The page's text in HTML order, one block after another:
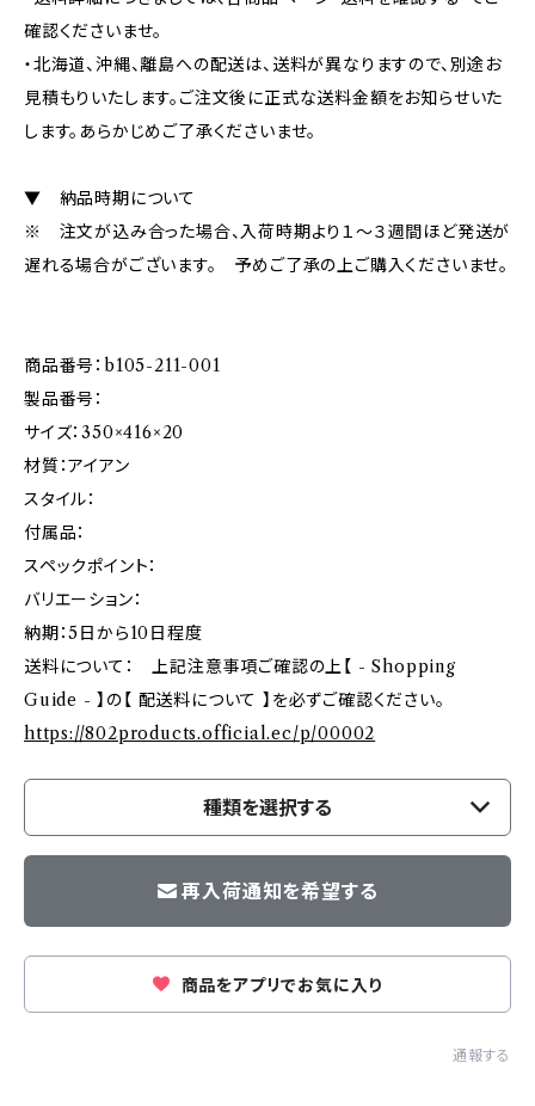
確認くださいませ。
・北海道、沖縄、離島への配送は、送料が異なりますので、別途お
見積もりいたします。ご注文後に正式な送料金額をお知らせいた
します。あらかじめご了承くださいませ。
▼ 納品時期について
※ 注文が込み合った場合、入荷時期より１～３週間ほど発送が
遅れる場合がございます。 予めご了承の上ご購入くださいませ。
商品番号：b105-211-001
製品番号：
サイズ：350×416×20
材質：アイアン
スタイル：
付属品：
スペックポイント：
バリエーション：
納期：5日から10日程度
送料について： 上記注意事項ご確認の上【 - Shopping
Guide - 】の【 配送料について 】を必ずご確認ください。
https://802products.official.ec/p/00002
種類を選択する
再入荷通知を希望する
商品をアプリでお気に入り
通報する